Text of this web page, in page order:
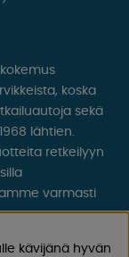
koska
sekä
lähtien.
retkeilyyn
varmasti
kävijänä hyvän